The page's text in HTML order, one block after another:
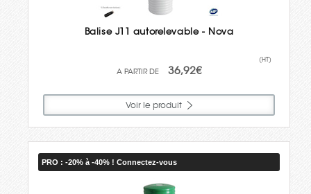
Balise J11 autorelevable - Nova
36,92€
(HT)
Voir le produit
PRO : -20% à -40% ! Connectez-vous